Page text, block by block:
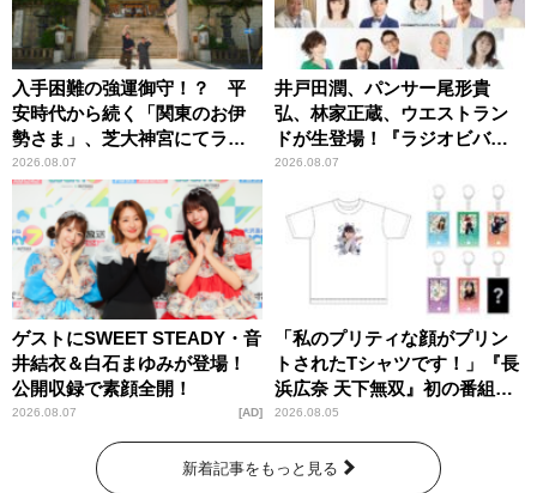
入手困難の強運御守！？ 平
安時代から続く「関東のお伊
勢さま」、芝大神宮にてラン
パンプスが合格祈願！
2026.08.07
井戸田潤、パンサー尾形貴
弘、林家正蔵、ウエストラン
ドが生登場！『ラジオビバリ
ー昼ズ』
2026.08.07
ゲストにSWEET STEADY・音
井結衣＆白石まゆみが登場！
公開収録で素顔全開！
2026.08.07 AD
「私のプリティな顔がプリン
トされたTシャツです！」『長
浜広奈 天下無双』初の番組グ
ッズ発売
2026.08.05
新着記事をもっと見る